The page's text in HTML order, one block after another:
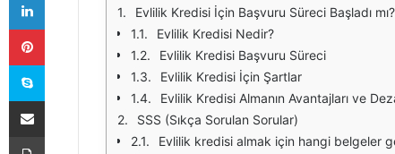
Evlilik Kredisi İçin Başvuru Süreci Başladı mı?
Evlilik Kredisi Nedir?
Evlilik Kredisi Başvuru Süreci
Evlilik Kredisi İçin Şartlar
Evlilik Kredisi Almanın Avantajları ve
SSS (Sıkça Sorulan Sorular)
Evlilik kredisi almak için hangi belgeler
Pinterest
Skype
E-Posta ile paylaş